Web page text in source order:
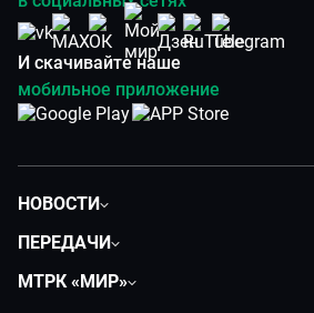
И скачивайте наше
мобильное приложение
НОВОСТИ
Экономика
ПЕРЕДАЧИ
МТРК «МИР»